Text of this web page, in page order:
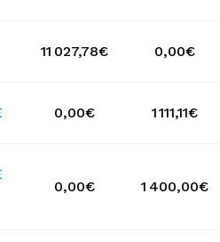
11 027,78€ 0,00€
0,00€ 1 111,11€
0,00€ 1 400,00€